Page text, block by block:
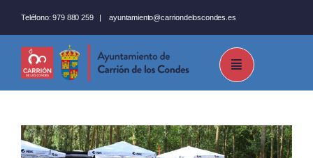
al
contenido
Teléfono: 979 880 259 |ayuntamiento@carriondeloscondes.es